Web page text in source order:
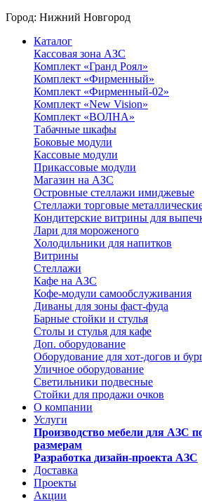
Город: Нижний Новгород
Каталог
Кассовая зона АЗС
Комплект «Гранд Роял»
Комплект «Фирменный»
Комплект «Фирменный-02»
Комплект «New Vision»
Комплект «ВОЛНА»
Табачные шкафы
Боковые модули
Кассовые модули
Прикассовые модули
Магазин на АЗС
Островные стеллажи имиджевые
Стеллажи торговые
Кондитерские витрины для
Лари для мороженого
Холодильники для напитков
Витрины
Стеллажи
Кафе на АЗС
Кофе-модули самообслуживания
Диваны для зоны фаст-фуда
Барные стойки и стулья
Столы и стулья для кафе
Доп. оборудование
Оборудование для хот-догов и
Уличное оборудование
Светильники подвесные
Стойки для продажи очков
О компании
Услуги
Производство мебели для АЗС
размерам
Разработка дизайн-проекта АЗС
Доставка
Проекты
Акции